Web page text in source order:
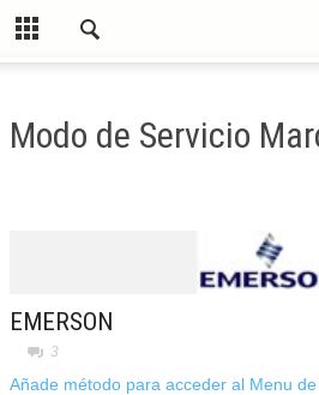
Modo de Servicio
EMERSON
3
Añade método para acceder al Menu